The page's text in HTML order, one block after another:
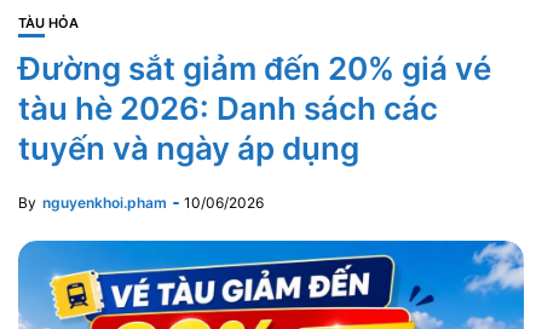
TÀU HỎA
Đường sắt giảm đến 20% giá vé
tàu hè 2026: Danh sách các
tuyến và ngày áp dụng
By nguyenkhoi.pham 10/06/2026